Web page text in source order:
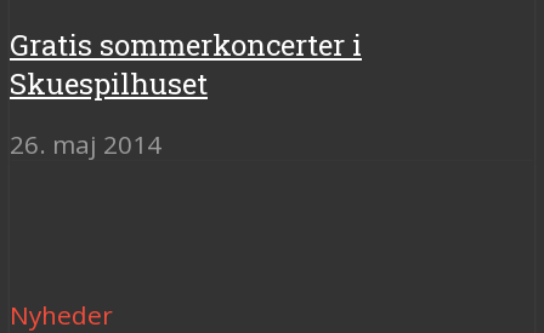
Gratis sommerkoncerter i
Skuespilhuset
26. maj 2014
Nyheder